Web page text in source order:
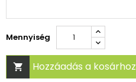
Mennyiség
 Hozzáadás a kosárhoz